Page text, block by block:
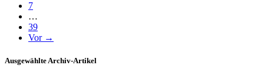
7
…
39
Vor →
Ausgewählte Archiv-Artikel